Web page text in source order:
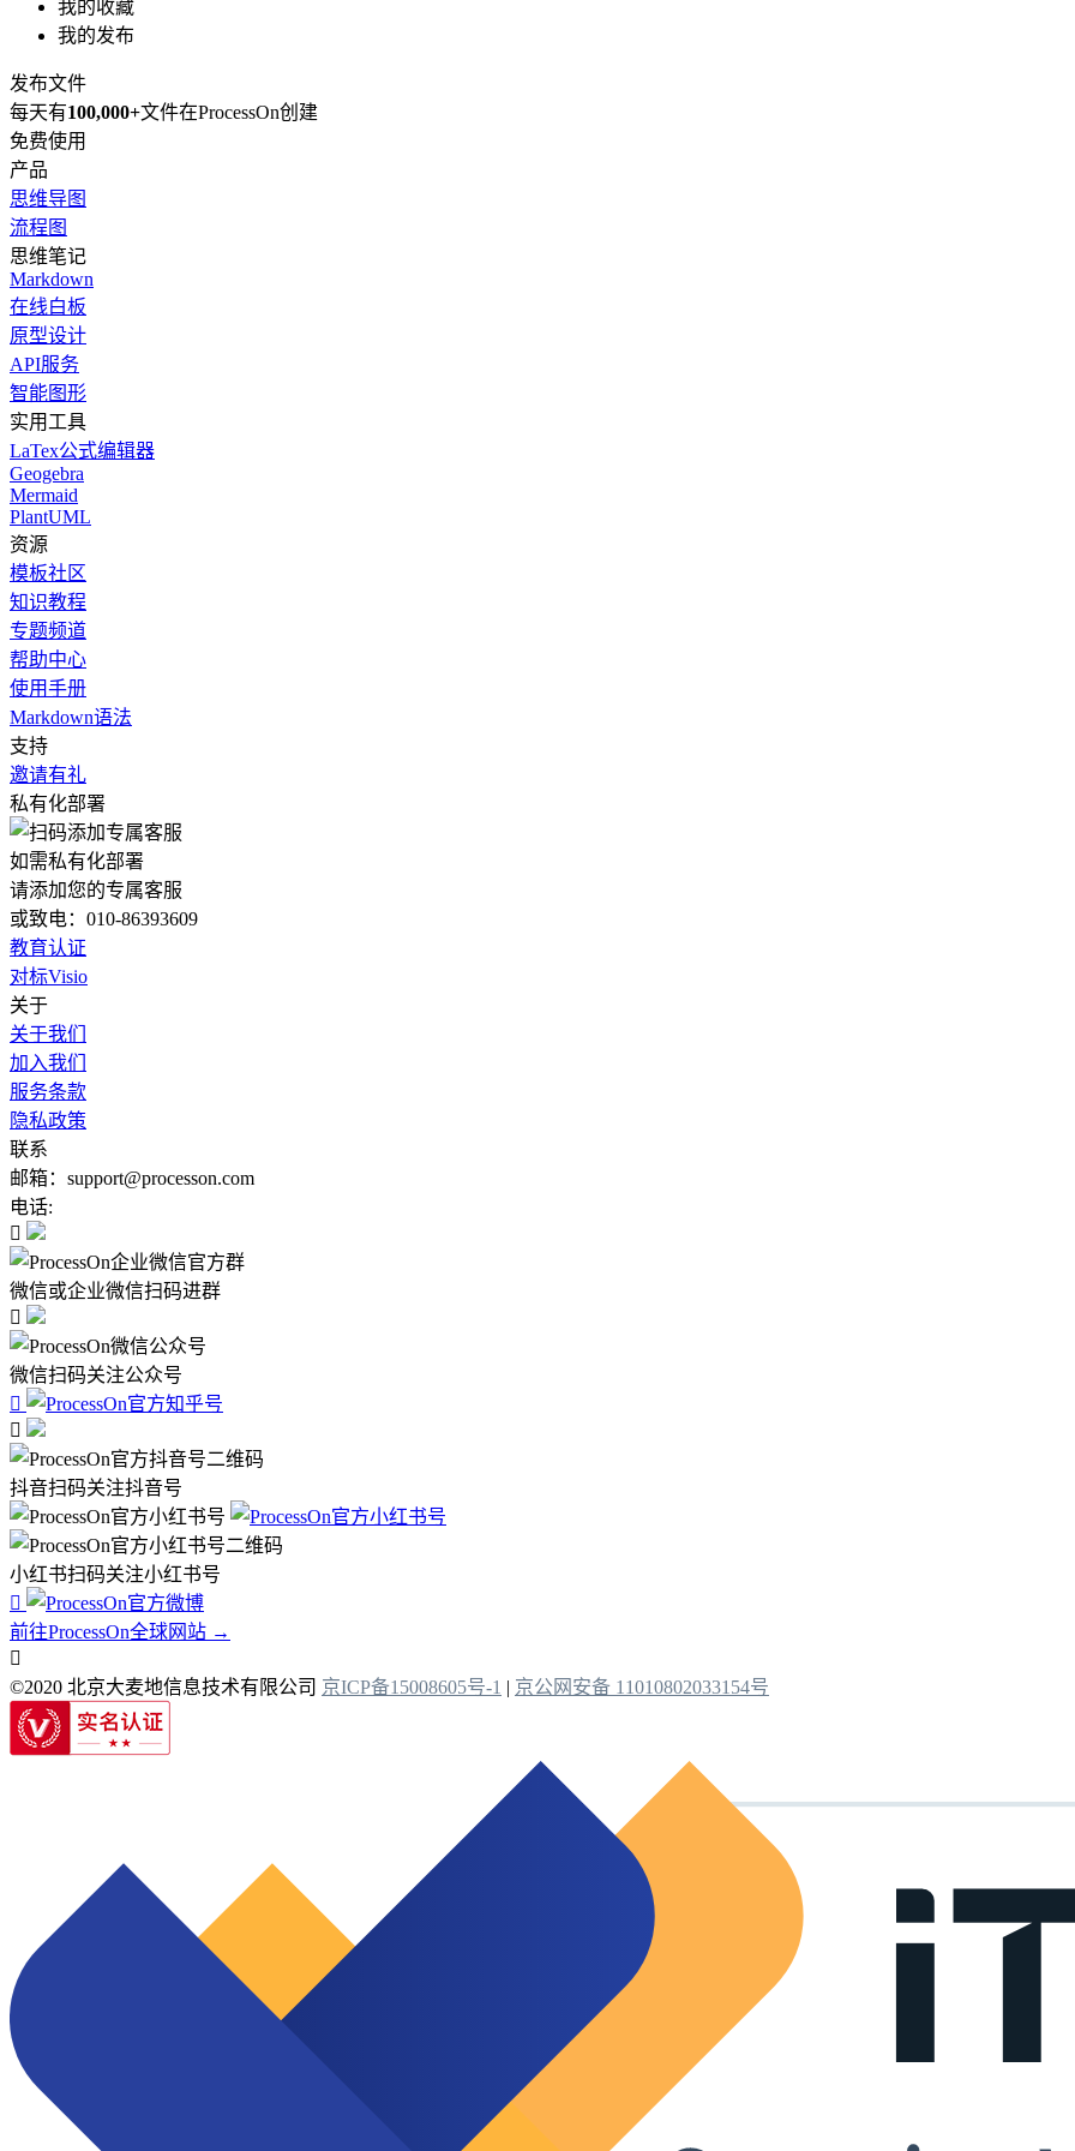
我的收藏
我的发布
发布文件
每天有100,000+文件在ProcessOn创建
免费使用
产品
思维导图
流程图
思维笔记
Markdown
在线白板
原型设计
API服务
智能图形
实用工具
LaTex公式编辑器
Geogebra
Mermaid
PlantUML
资源
模板社区
知识教程
专题频道
帮助中心
使用手册
Markdown语法
支持
邀请有礼
私有化部署
如需私有化部署
请添加您的专属客服
或致电：010-86393609
教育认证
对标Visio
关于
关于我们
加入我们
服务条款
隐私政策
联系
邮箱：support@processon.com
电话:

微信或企业微信扫码进群

微信扫码关注公众号


抖音扫码关注抖音号
小红书扫码关注小红书号

前往ProcessOn全球网站 →

©2020 北京大麦地信息技术有限公司 京ICP备15008605号-1 | 京公网安备 11010802033154号